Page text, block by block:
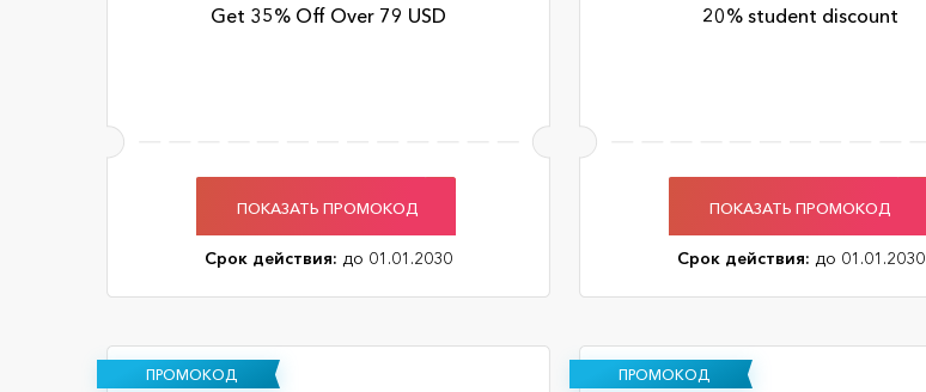
Get 35% Off Over 79 USD
ПОКАЗАТЬ ПРОМОКОД
Срок действия: до 01.01.2030
20% student discount
ПОКАЗАТЬ ПРОМОКОД
Срок действия: до 01.01.2030
ПРОМОКОД ПРОМОКОД